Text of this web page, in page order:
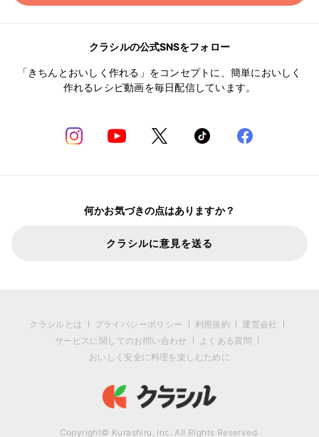
クラシルの公式SNSをフォロー
「きちんとおいしく作れる」をコンセプトに、簡単においしく
作れるレシピ動画を毎日配信しています。
何かお気づきの点はありますか？
クラシルに意見を送る
クラシルとは プライバシーポリシー 利用規約
運営会社
サービスに関してのお問い合わせ
よくある質問
おいしく安全に料理を楽しむために
Copyright© Kurashiru, Inc. All Rights Reserved.